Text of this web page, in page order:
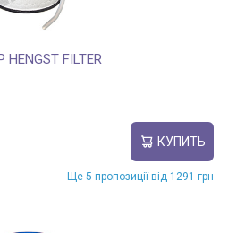
FILTER
КУПИТЬ
Ще 5 пропозиції від 1291 грн